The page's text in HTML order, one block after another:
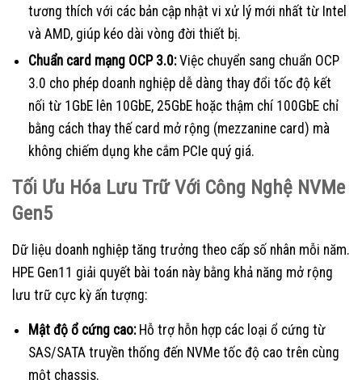
tương thích với các bản cập nhật vi xử lý mới nhất từ Intel
và AMD, giúp kéo dài vòng đời thiết bị.
Chuẩn card mạng OCP 3.0:Việc chuyển sang chuẩn OCP
3.0 cho phép doanh nghiệp dễ dàng thay đổi tốc độ kết
nối từ 1GbE lên 10GbE, 25GbE hoặc thậm chí 100GbE chỉ
bằng cách thay thế card mở rộng (mezzanine card) mà
không chiếm dụng khe cắm PCIe quý giá.
Tối Ưu Hóa Lưu Trữ Với Công Nghệ NVMe
Gen5
Dữ liệu doanh nghiệp tăng trưởng theo cấp số nhân mỗi năm.
HPE Gen11 giải quyết bài toán này bằng khả năng mở rộng
lưu trữ cực kỳ ấn tượng:
Mật độ ổ cứng cao:Hỗ trợ hỗn hợp các loại ổ cứng từ
SAS/SATA truyền thống đến NVMe tốc độ cao trên cùng
một chassis.